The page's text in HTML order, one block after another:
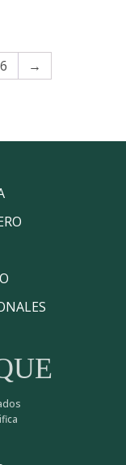
6 →